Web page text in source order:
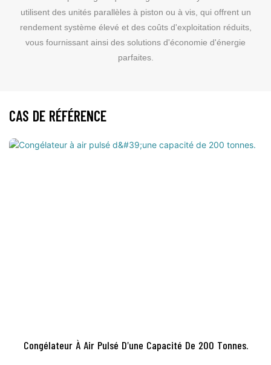
utilisent des unités parallèles à piston ou à vis, qui offrent un
rendement système élevé et des coûts d'exploitation réduits,
vous fournissant ainsi des solutions d'économie d'énergie
parfaites.
CAS DE RÉFÉRENCE
Congélateur À Air Pulsé D'une Capacité De 200 Tonnes.